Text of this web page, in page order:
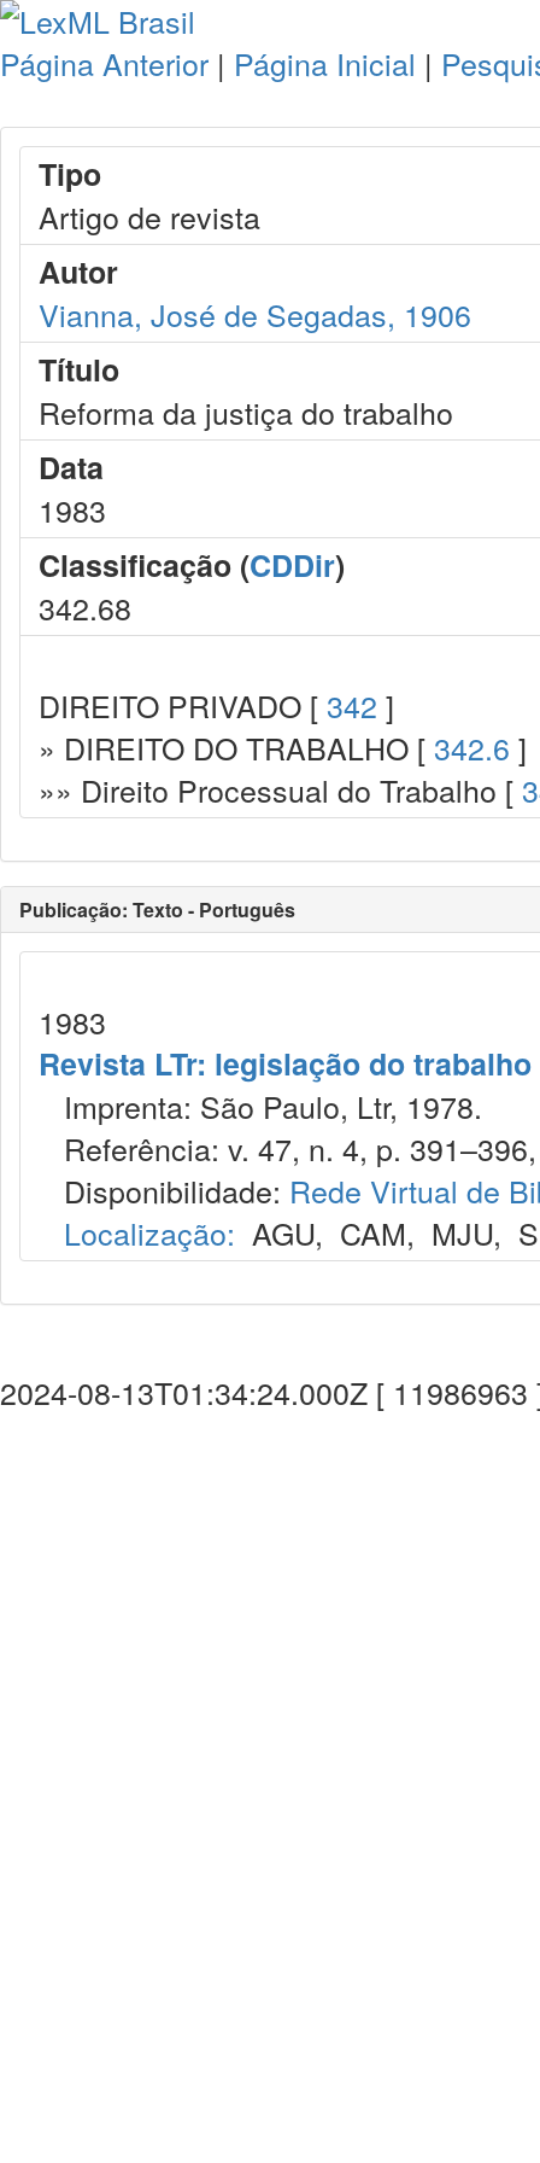
Página Anterior | Página Inicial |
Tipo
Artigo de revista
Autor
Vianna, José de Segadas, 1906
Título
Reforma da justiça do trabalho
Data
1983
Classificação (CDDir)
342.68
DIREITO PRIVADO [ 342 ]
» DIREITO DO TRABALHO [ 342.6 ]
»» Direito Processual do Trabalho [
Publicação: Texto - Português
1983
Revista LTr: legislação do trabalho
Imprenta: São Paulo, Ltr, 1978.
Referência: v. 47, n. 4, p.
Disponibilidade: Rede Virtual de
Localização: AGU, CAM, MJU,
2024-08-13T01:34:24.000Z [ 11986963